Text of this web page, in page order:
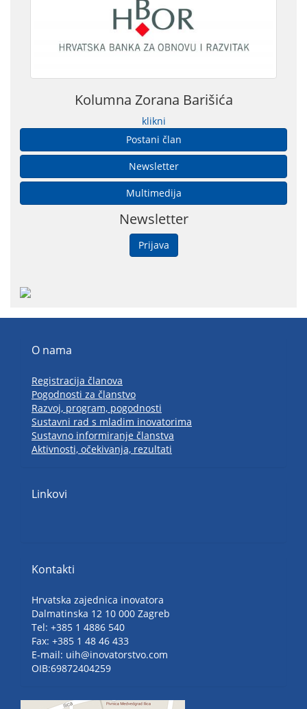
Kolumna Zorana Barišića
klikni
Postani član
Newsletter
Multimedija
Newsletter
Prijava
O nama
Registracija članova
Pogodnosti za članstvo
Razvoj, program, pogodnosti
Sustavni rad s mladim inovatorima
Sustavno informiranje članstva
Aktivnosti, očekivanja, rezultati
Linkovi
Kontakti
Hrvatska zajednica inovatora
Dalmatinska 12 10 000 Zagreb
Tel: +385 1 4886 540
Fax: +385 1 48 46 433
E-mail: uih@inovatorstvo.com
OIB:69872404259